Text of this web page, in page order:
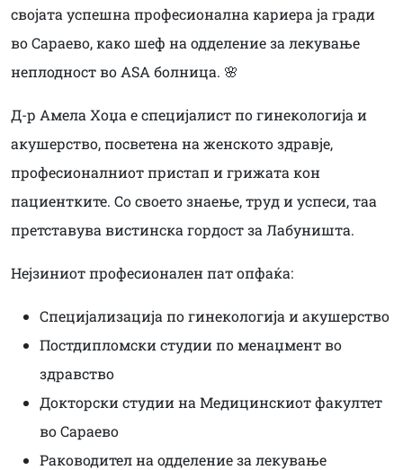
својата успешна професионална кариера ја гради
во Сараево, како шеф на одделение за лекување
неплодност во ASA болница. 🌸
Д-р Амела Хоџа е специјалист по гинекологија и
акушерство, посветена на женското здравје,
професионалниот пристап и грижата кон
пациентките. Со своето знаење, труд и успеси, таа
претставува вистинска гордост за Лабуништа.
Нејзиниот професионален пат опфаќа:
Специјализација по гинекологија и акушерство
Постдипломски студии по менаџмент во
здравство
Докторски студии на Медицинскиот факултет
во Сараево
Раководител на одделение за лекување